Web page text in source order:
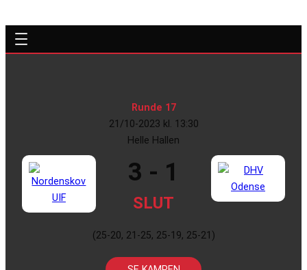
Runde 17
21/10-2023 kl. 13:30
Helle Hallen
3 - 1
SLUT
(25-20, 21-25, 25-19, 25-21)